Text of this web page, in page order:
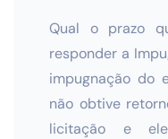
Qual o prazo
responder a
impugnação do
não obtive
licitação e